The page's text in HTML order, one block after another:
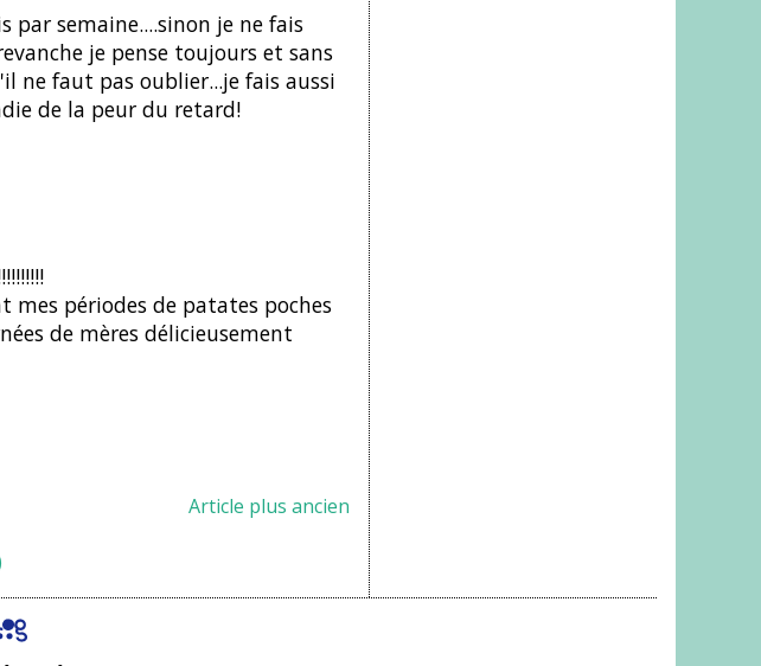
par semaine....sinon je ne fais
je pense toujours et sans
ne faut pas oublier...je fais aussi
de la peur du retard!
périodes de patates poches
de mères délicieusement
Article plus ancien